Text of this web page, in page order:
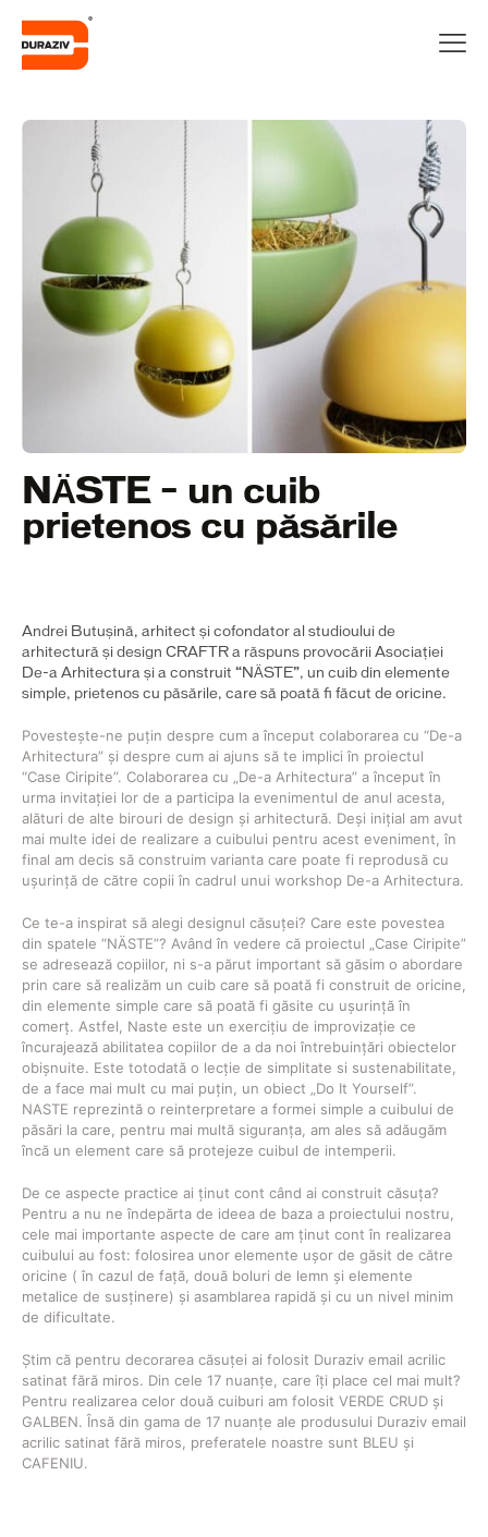
NӒSTE – un cuib
prietenos cu păsările
Andrei Butușină, arhitect și cofondator al studioului de
arhitectură și design CRAFTR a răspuns provocării Asociației
De-a Arhitectura și a construit “NӒSTE”, un cuib din elemente
simple, prietenos cu păsările, care să poată fi făcut de oricine.
Povestește-ne puțin despre cum a început colaborarea cu “De-a
Arhitectura” și despre cum ai ajuns să te implici în proiectul
“Case Ciripite”. Colaborarea cu „De-a Arhitectura” a început în
urma invitației lor de a participa la evenimentul de anul acesta,
alături de alte birouri de design și arhitectură. Deși inițial am avut
mai multe idei de realizare a cuibului pentru acest eveniment, în
final am decis să construim varianta care poate fi reprodusă cu
ușurință de către copii în cadrul unui workshop De-a Arhitectura.
Ce te-a inspirat să alegi designul căsuței? Care este povestea
din spatele “NӒSTE”? Având în vedere că proiectul „Case Ciripite”
se adresează copiilor, ni s-a părut important să găsim o abordare
prin care să realizăm un cuib care să poată fi construit de oricine,
din elemente simple care să poată fi găsite cu ușurință în
comerț. Astfel, Naste este un exercițiu de improvizație ce
încurajează abilitatea copiilor de a da noi întrebuințări obiectelor
obișnuite. Este totodată o lecție de simplitate si sustenabilitate,
de a face mai mult cu mai puțin, un obiect „Do It Yourself”.
NASTE reprezintă o reinterpretare a formei simple a cuibului de
păsări la care, pentru mai multă siguranța, am ales să adăugăm
încă un element care să protejeze cuibul de intemperii.
De ce aspecte practice ai ținut cont când ai construit căsuța?
Pentru a nu ne îndepărta de ideea de baza a proiectului nostru,
cele mai importante aspecte de care am ținut cont în realizarea
cuibului au fost: folosirea unor elemente ușor de găsit de către
oricine ( în cazul de față, două boluri de lemn și elemente
metalice de susținere) și asamblarea rapidă și cu un nivel minim
de dificultate.
Știm că pentru decorarea căsuței ai folosit Duraziv email acrilic
satinat fără miros. Din cele 17 nuanțe, care îți place cel mai mult?
Pentru realizarea celor două cuiburi am folosit VERDE CRUD și
GALBEN. Însă din gama de 17 nuanțe ale produsului Duraziv email
acrilic satinat fără miros, preferatele noastre sunt BLEU și
CAFENIU.